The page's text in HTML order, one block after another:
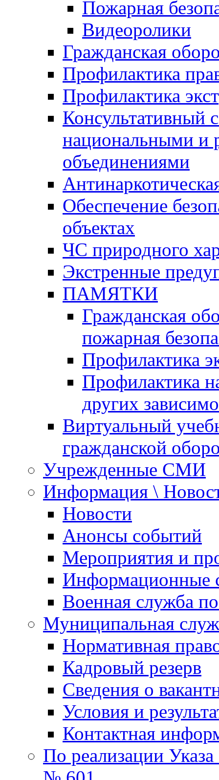
Пожарная
Видеоролики
Гражданская
Профилактика
Профилактика
Консультативный
национальными и
объединениями
Обеспечение
объектах
ЧС природного
Экстренные
ПАМЯТКИ
Гражданская
пожарная
Профилактика
Профилактика
других
Виртуальный
гражданской
Учрежденные СМИ
Информация \
Новости
Анонсы событий
Мероприятия и
Информационные
Военная служба
Муниципальная
Нормативная
Кадровый резерв
Сведения о
Условия и
Контактная
По реализации